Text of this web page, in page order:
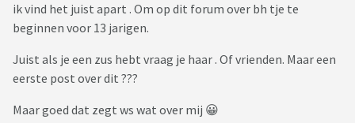
ik vind het juist apart . Om op dit forum over bh tje te
beginnen voor 13 jarigen.
Juist als je een zus hebt vraag je haar . Of vrienden. Maar een
eerste post over dit ???
Maar goed dat zegt ws wat over mij 😀